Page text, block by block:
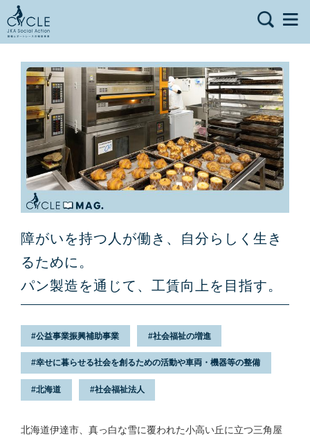
障がいを持つ人が働き、自分らしく生き
るために。
パン製造を通じて、工賃向上を目指す。
公益事業振興補助事業 社会福祉の増進
幸せに暮らせる社会を創るための活動や車両・機器等の整備
北海道 社会福祉法人
北海道伊達市、真っ白な雪に覆われた小高い丘に立つ三角屋